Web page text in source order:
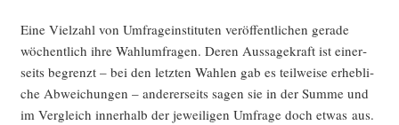
Wahl 2025“
Eine Viel­zahl von Umfra­ge­insti­tu­ten ver­öf­fent­li­chen gera­de
wöchent­lich ihre Wahl­um­fra­gen. Deren Aus­sa­ge­kraft ist einer­
seits begrenzt – bei den letz­ten Wah­len gab es teil­wei­se erheb­li­
che Abwei­chun­gen – ande­rer­seits sagen sie in der Sum­me und
im Ver­gleich inner­halb der jewei­li­gen Umfra­ge doch etwas aus.